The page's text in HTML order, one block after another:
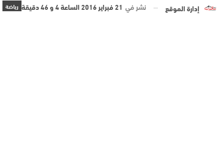
رياضة إدارة الموقع نشر في 21 فبراير 2016 الساعة 4 و 46 دقيقة